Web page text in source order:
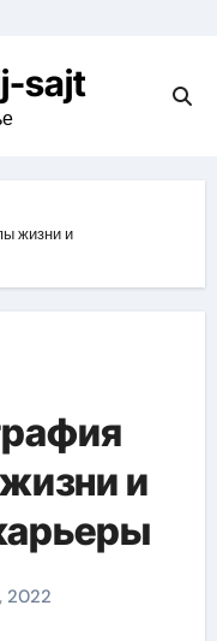
sajt
жизни и
и
2022